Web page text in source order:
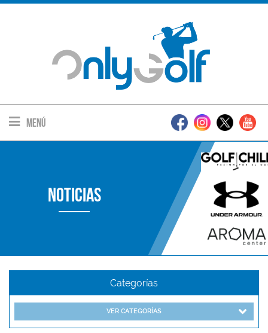
Menú
Noticias
Categorías
VER CATEGORÍAS